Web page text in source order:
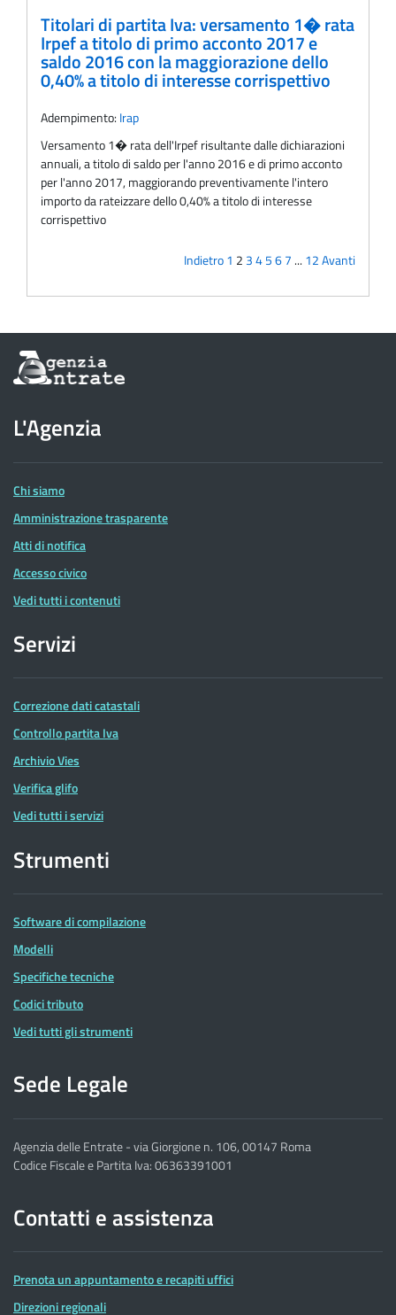
Titolari di partita Iva: versamento 1� rata
Irpef a titolo di primo acconto 2017 e
saldo 2016 con la maggiorazione dello
0,40% a titolo di interesse corrispettivo
Adempimento: Irap
Versamento 1� rata dell'Irpef risultante dalle dichiarazioni
annuali, a titolo di saldo per l'anno 2016 e di primo acconto
per l'anno 2017, maggiorando preventivamente l'intero
importo da rateizzare dello 0,40% a titolo di interesse
corrispettivo
Indietro1 2 34567 ... 12Avanti
Informazioni
sul
dell'Agenzia
delle
Entrate
L'Agenzia
Chi siamo
Amministrazione trasparente
Atti di notifica
Accesso civico
Vedi tutti i contenuti
Servizi
Correzione dati catastali
Controllo partita Iva
Archivio Vies
Verifica glifo
Vedi tutti i servizi
Strumenti
Software di compilazione
Modelli
Specifiche tecniche
Codici tributo
Vedi tutti gli strumenti
Sede Legale
Agenzia delle Entrate - via Giorgione n. 106, 00147 Roma
Codice Fiscale e Partita Iva: 06363391001
Contatti e assistenza
Prenota un appuntamento e recapiti uffici
Direzioni regionali